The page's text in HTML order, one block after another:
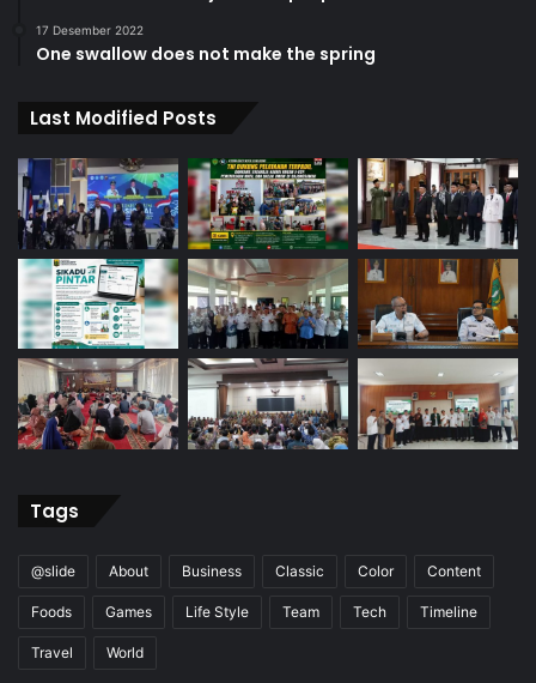
17 Desember 2022
One swallow does not make the spring
Last Modified Posts
Tags
@slide About Business Classic Color Content
Foods Games Life Style Team Tech Timeline
Travel World